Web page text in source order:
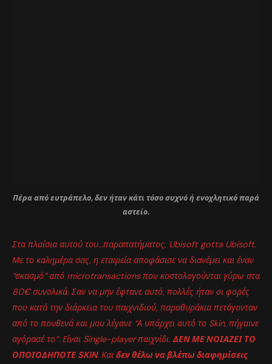
Πέρα από ευτράπελο, δεν ήταν κάτι τόσο συχνό ή ενοχλητικό παρά
αστείο.
Στα πλαίσια αυτού του…παραπατήματος, Ubisoft gotta Ubisoft.
Με το καλημέρα σας, η εταιρεία αποφάσισε να διανέμει και έναν
“σκασμό” από microtransactions που κοστολογούνται γύρω στα
80€ συνολικά. Σαν να μην έφτανε αυτό, πολλές ήταν οι φορές
που κατά την διάρκεια του παιχνιδιού, παραθυράκια πετάγονταν
από το πουθενά και μου λέγανε “Α υπάρχει αυτό το Skin, πήγαινε
αγόρασέ το”. Είναι Single-player παιχνίδι.ΔΕΝ ΜΕ ΝΟΙΑΖΕΙ ΤΟ
ΟΠΟΙΟΔΗΠΟΤΕ SKIN. Και δεν θέλω να βλέπω διαφημίσεις